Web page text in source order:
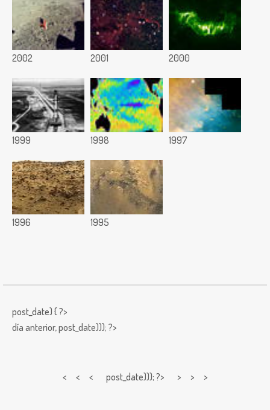
2002 2001 2000
1999 1998 1997
1996 1995
post_date) { ?>
día anterior,post_date))); ?>
< < < post_date))); ?> > > >